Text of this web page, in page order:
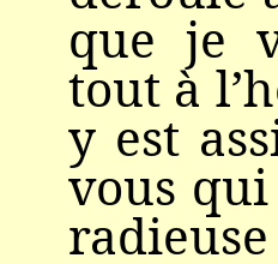
que je
tout à
y est
vous